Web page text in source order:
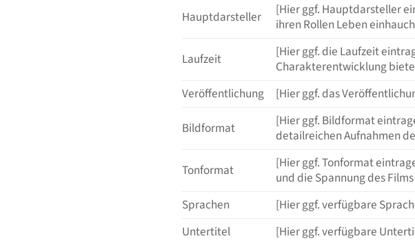
Hauptdarsteller
[Hier ggf. Hauptdarsteller
ihren Rollen Leben
Laufzeit
[Hier ggf. die Laufzeit
Charakterentwicklung
Veröffentlichung
[Hier ggf. das
Bildformat
[Hier ggf. Bildformat
detailreichen Aufnahmen
Tonformat
[Hier ggf. Tonformat
und die Spannung des
Sprachen
[Hier ggf. verfügbare
Untertitel
[Hier ggf. verfügbare